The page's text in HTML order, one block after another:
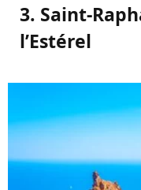
3. Saint-
l’Estérel